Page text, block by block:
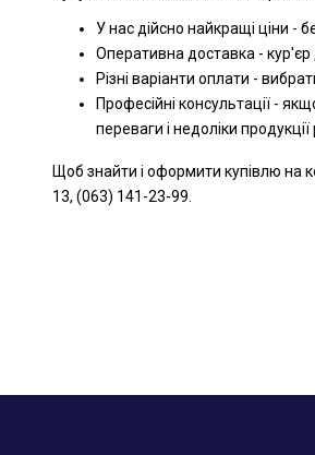
У нас дійсно найкращі ціни -
Оперативна доставка -
Різні варіанти оплати -
Професійні консультації -
переваги і недоліки
Щоб знайти і оформити купівлю на
13, (063) 141-23-99.